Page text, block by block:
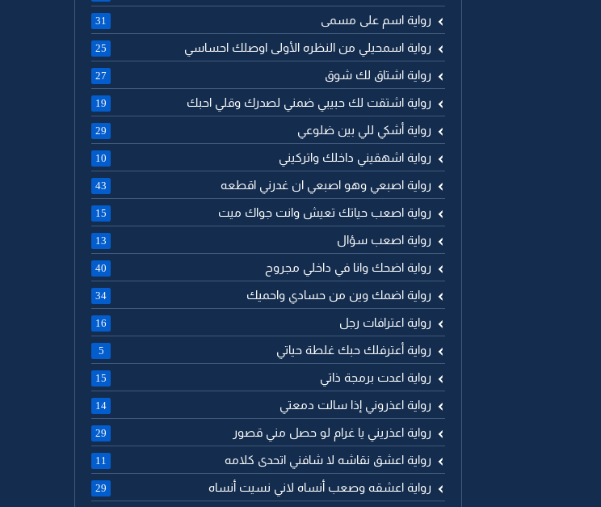
رواية اسم على مسمى 31
رواية اسمحيلي من النظره الأولى اوصلك احساسي 25
رواية اشتاق لك شوق 27
رواية اشتقت لك حبيبي ضمني لصدرك وقلي احبك 19
رواية أشكي للي بين ضلوعي 29
رواية اشهقيني داخلك واتركيني 10
رواية اصبعي وهو اصبعي ان غدرني اقطعه 43
رواية اصعب حياتك تعيش وانت جواك ميت 15
رواية اصعب سؤال 13
رواية اضحك وانا في داخلي مجروح 40
رواية اضمك وين من حسادي واحميك 34
رواية اعترافات رجل 16
رواية أعترفلك حبك غلطة حياتي 5
رواية اعدت برمجة ذاتي 15
رواية اعذروني إذا سالت دمعتي 14
رواية اعذريني يا غرام لو حصل مني قصور 29
رواية اعشق نقاشه لا شافني اتحدى كلامه 11
رواية اعشقه وصعب أنساه لاني نسيت أنساه 29